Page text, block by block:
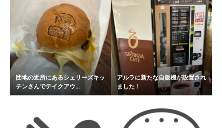
団地の近所にあるシェリーズキッ
チンさんでテイクアウ...
アルラに新たな自販機が設置され
ました！